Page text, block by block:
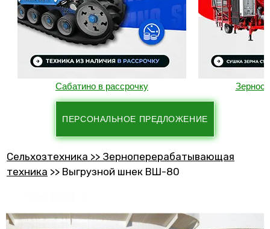
Сабатино в рассрочку
ПЕРСОНАЛЬНОЕ ПРЕДЛОЖЕНИЕ
Сельхозтехника >> Зерноперерабатывающая
техника >> Выгрузной шнек ВШ-80